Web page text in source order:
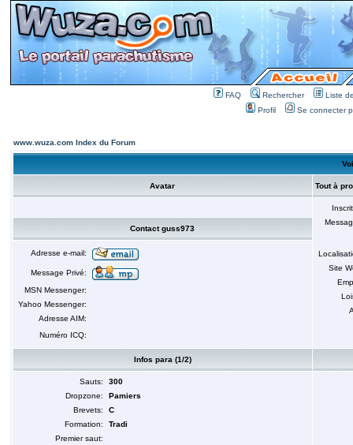
FAQ Rechercher
Liste
Profil
Se connecter
www.wuza.com Index du Forum
Avatar Tout à
Site
Contact guss973
Adresse e-mail:
Message Privé:
MSN Messenger:
Yahoo Messenger:
Adresse AIM:
Numéro ICQ:
Infos para (1/2)
Sauts:
300
Dropzone:
Pamiers
Brevets:
C
Formation:
Tradi
Premier saut: